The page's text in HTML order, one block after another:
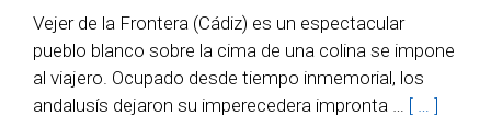
Vejer de la Frontera (Cádiz) es un espectacular
pueblo blanco sobre la cima de una colina se impone
al viajero. Ocupado desde tiempo inmemorial, los
andalusís dejaron su imperecedera impronta … [ … ]